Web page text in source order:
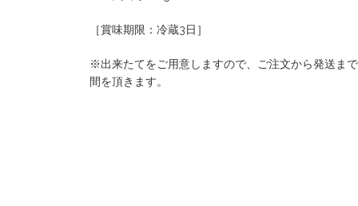
［賞味期限：冷蔵3日］
※出来たてをご用意しますので、ご注文から発送ま
間を頂きます。